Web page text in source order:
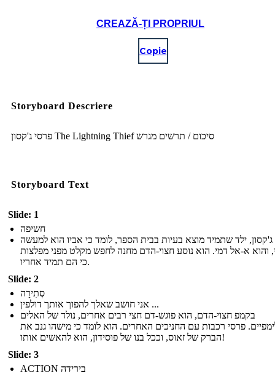
CREAZĂ-ȚI PROPRIUL
Copie
Storyboard Descriere
פרסי ג'קסון The Lightning Thief סיכום / תרשים מגרש
Storyboard Text
Slide: 1
חשיפה
ג'קסון, ילד שתמיד מוצא בעיות בבית הספר, לומד כי אביו הוא למעשה
והוא א-אל דמי. הוא נוסע חצוי-הדם מחנה לחפש מקלט מפני מפלצות
כי הם תמיד אחריו.
Slide: 2
סְתִירָה
אני חושב שאלך להפוך אותך דולפין ...
בקמפ חצוי-הדם, הוא פוגש-דם חצי רבים אחרים, נולד של האלים
פרסי רכבות עם החניכים האחרים. הוא לומד כי מישהו גנב את
הברק של זאוס, וככל בנו של פוסידון, הוא להאשים אותו!
Slide: 3
ACTION בירידה